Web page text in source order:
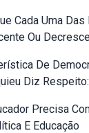
Cada Uma
Ou
De
Diz Respeito:
Precisa
E Educação